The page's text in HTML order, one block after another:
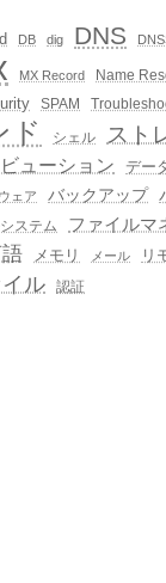
DB dig DNS
MX Record Name
SPAM
ド シェル スト
ューション デー
ェア バックアップ
ステム ファイルマ
メモリ メール リ
ル 認証